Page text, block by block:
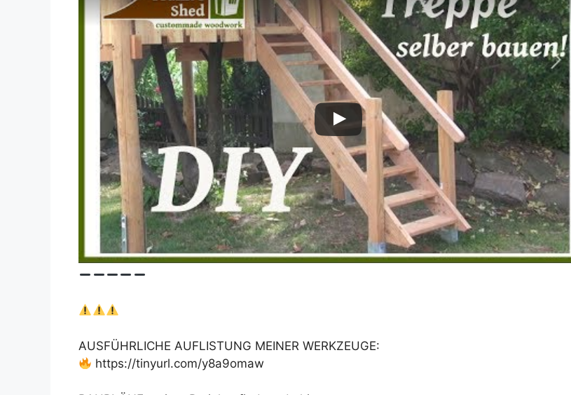
Dieses Video auf YouTube ansehen
AUSFÜHRLICHE AUFLISTUNG MEINER WERKZEUGE:
https://tinyurl.com/y8a9omaw